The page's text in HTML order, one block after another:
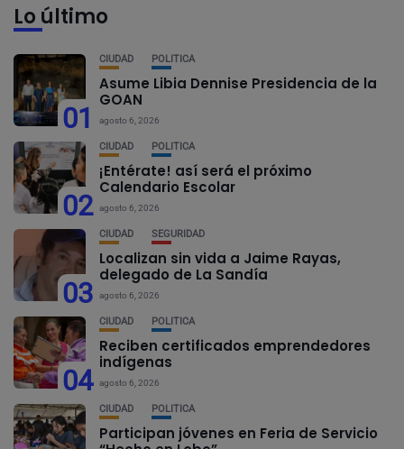
Lo último
01
CIUDAD POLÍTICA
Asume Libia Dennise Presidencia de la
GOAN
agosto 6, 2026
02
CIUDAD POLÍTICA
¡Entérate! así será el próximo
Calendario Escolar
agosto 6, 2026
03
CIUDAD SEGURIDAD
Localizan sin vida a Jaime Rayas,
delegado de La Sandía
agosto 6, 2026
04
CIUDAD POLÍTICA
Reciben certificados emprendedores
indígenas
agosto 6, 2026
CIUDAD POLÍTICA
Participan jóvenes en Feria de Servicio